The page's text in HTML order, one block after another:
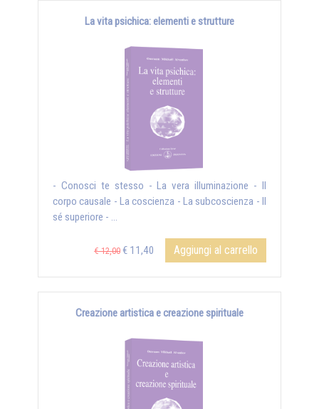
La vita psichica: elementi e strutture
- Conosci te stesso - La vera illuminazione - Il
corpo causale - La coscienza - La subcoscienza - Il
sé superiore - ...
€ 12,00 € 11,40 Aggiungi al carrello
Creazione artistica e creazione spirituale